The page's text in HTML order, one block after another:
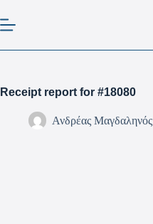
Receipt report for #18080
Ανδρέας Μαγδαληνός